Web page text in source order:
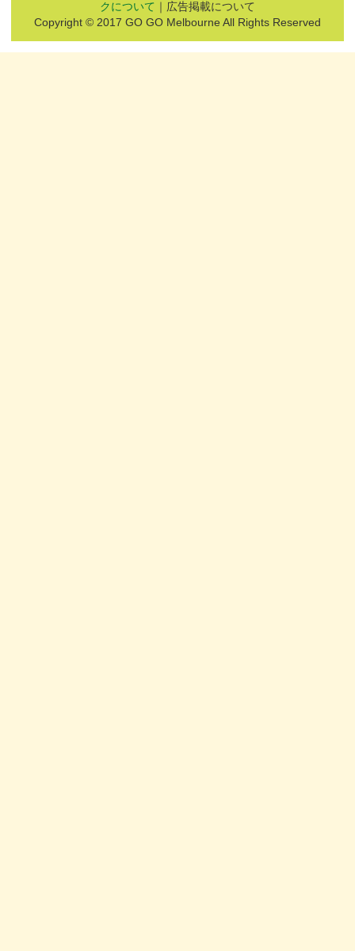
クについて ｜広告掲載について
Copyright © 2017 GO GO Melbourne All Rights Reserved